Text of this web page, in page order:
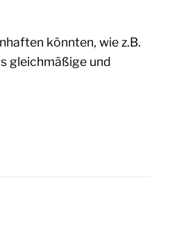
könnten, wie z.B.
gleichmäßige und